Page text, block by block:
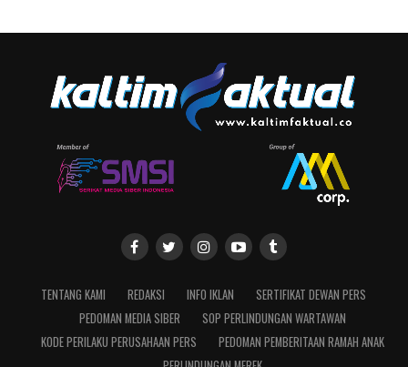
TENTANG KAMI REDAKSI INFO IKLAN
SERTIFIKAT DEWAN PERS
PEDOMAN MEDIA SIBER
SOP PERLINDUNGAN WARTAWAN
KODE PERILAKU PERUSAHAAN PERS
PEDOMAN PEMBERITAAN RAMAH ANAK